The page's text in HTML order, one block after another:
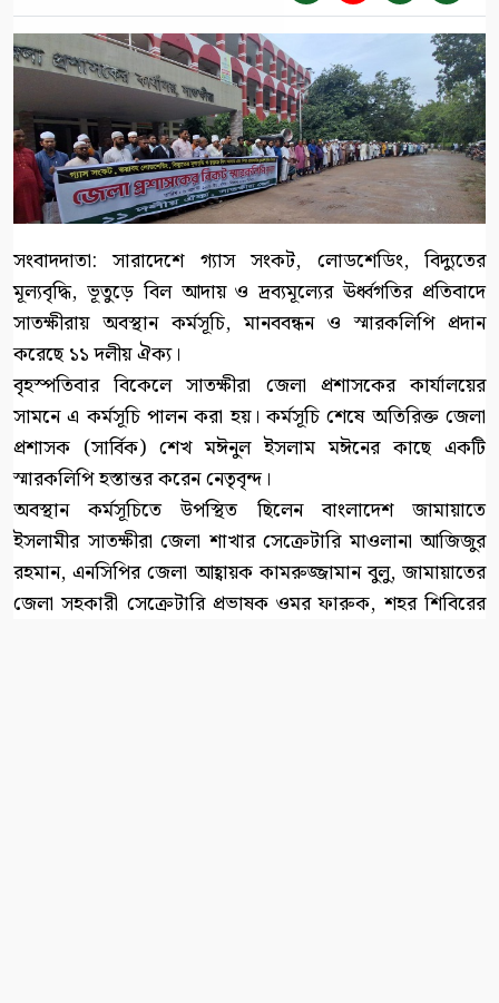
সংবাদদাতা: সারাদেশে গ্যাস সংকট, লোডশেডিং, বিদ্যুতের
মূল্যবৃদ্ধি, ভূতুড়ে বিল আদায় ও দ্রব্যমূল্যের ঊর্ধ্বগতির প্রতিবাদে
সাতক্ষীরায় অবস্থান কর্মসূচি, মানববন্ধন ও স্মারকলিপি প্রদান
করেছে ১১ দলীয় ঐক্য।
বৃহস্পতিবার বিকেলে সাতক্ষীরা জেলা প্রশাসকের কার্যালয়ের
সামনে এ কর্মসূচি পালন করা হয়। কর্মসূচি শেষে অতিরিক্ত জেলা
প্রশাসক (সার্বিক) শেখ মঈনুল ইসলাম মঈনের কাছে একটি
স্মারকলিপি হস্তান্তর করেন নেতৃবৃন্দ।
অবস্থান কর্মসূচিতে উপস্থিত ছিলেন বাংলাদেশ জামায়াতে
ইসলামীর সাতক্ষীরা জেলা শাখার সেক্রেটারি মাওলানা আজিজুর
রহমান, এনসিপির জেলা আহ্বায়ক কামরুজ্জামান বুলু, জামায়াতের
জেলা সহকারী সেক্রেটারি প্রভাষক ওমর ফারুক, শহর শিবিরের